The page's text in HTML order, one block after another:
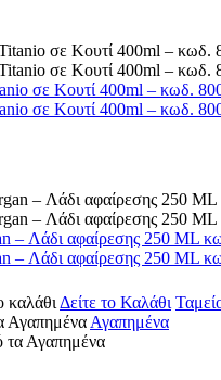
σε Κουτί 400ml – κωδ.
σε Κουτί 400ml – κωδ.
– Λάδι αφαίρεσης 250 ML
– Λάδι αφαίρεσης 250 ML
καλάθι Δείτε το Καλάθι
Αγαπημένα Αγαπημένα
τα Αγαπημένα